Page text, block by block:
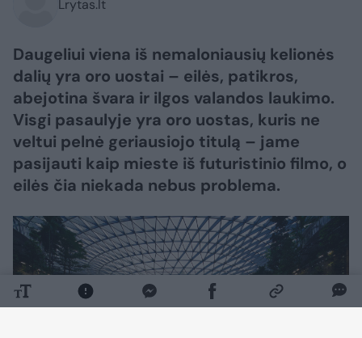
Lrytas.lt
Daugeliui viena iš nemaloniausių kelionės
dalių yra oro uostai – eilės, patikros,
abejotina švara ir ilgos valandos laukimo.
Visgi pasaulyje yra oro uostas, kuris ne
veltui pelnė geriausiojo titulą – jame
pasijauti kaip mieste iš futuristinio filmo, o
eilės čia niekada nebus problema.